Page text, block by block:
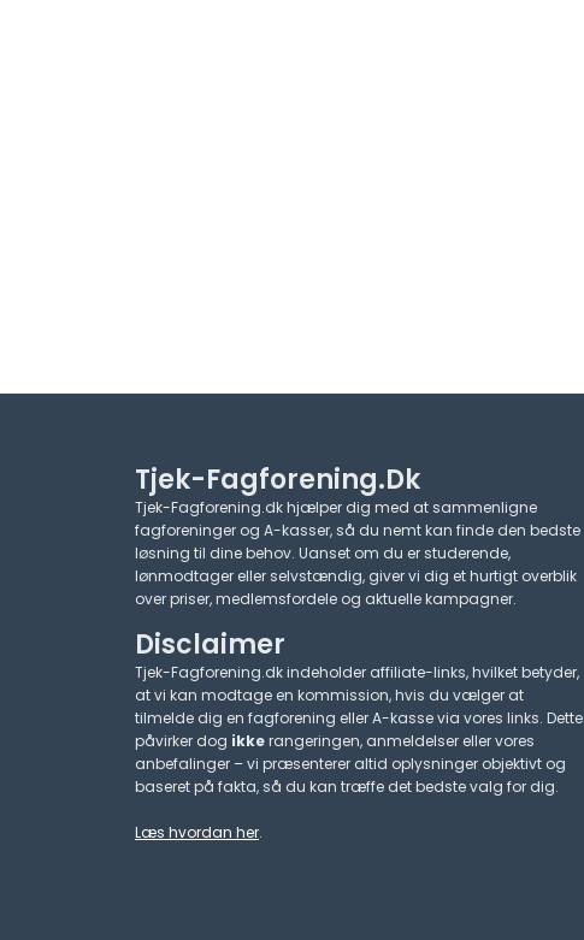
Tjek-Fagforening.dk
Tjek-Fagforening.dk hjælper dig med at sammenligne
fagforeninger og A-kasser, så du nemt kan finde den bedste
løsning til dine behov. Uanset om du er studerende,
lønmodtager eller selvstændig, giver vi dig et hurtigt overblik
over priser, medlemsfordele og aktuelle kampagner.​
Disclaimer
Tjek-Fagforening.dk indeholder affiliate-links, hvilket betyder,
at vi kan modtage en kommission, hvis du vælger at
tilmelde dig en fagforening eller A-kasse via vores links. Dette
påvirker dog ikkerangeringen, anmeldelser eller vores
anbefalinger – vi præsenterer altid oplysninger objektivt og
baseret på fakta, så du kan træffe det bedste valg for dig.
Læs hvordan her.